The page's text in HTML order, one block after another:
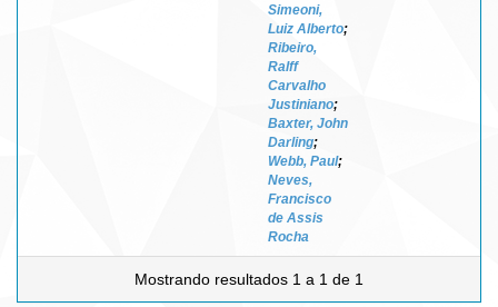
Simeoni,
Luiz Alberto;
Ribeiro,
Ralff
Carvalho
Justiniano;
Baxter, John
Darling;
Webb, Paul;
Neves,
Francisco
de Assis
Rocha
Mostrando resultados 1 a 1 de 1